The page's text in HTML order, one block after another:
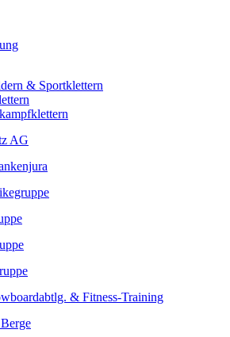
& Sportklettern
AG
& Fitness-Training